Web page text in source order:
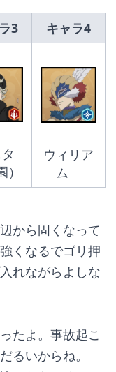
3 キャラ4
）
ウィリア
ム
から固くなって
くなるでゴリ押
れながらよしな
たよ。事故起こ
るいからね。